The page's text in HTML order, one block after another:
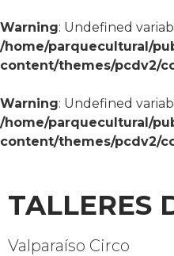
Warning: Undefined
/home/parquecultural/
content/themes/pcdv2/
Warning: Undefined
/home/parquecultural/
content/themes/pcdv2/
TALLERES
Valparaíso Circo